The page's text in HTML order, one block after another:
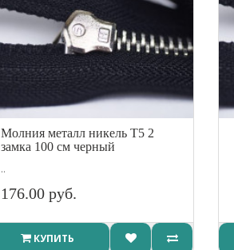
Молния металл никель Т5 2
замка 100 см черный
..
176.00 руб.
КУПИТЬ